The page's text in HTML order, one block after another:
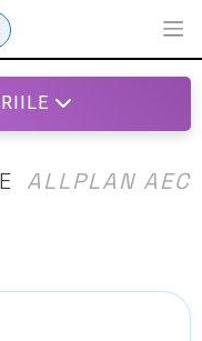
ALLPLAN AEC